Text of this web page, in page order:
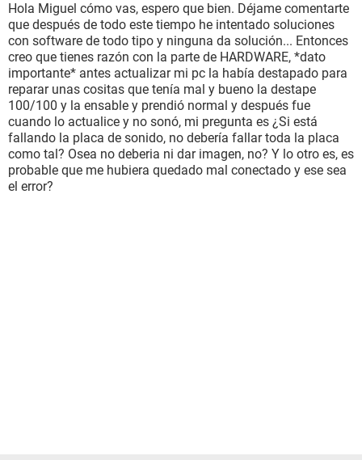
Hola Miguel cómo vas, espero que bien. Déjame comentarte
que después de todo este tiempo he intentado soluciones
con software de todo tipo y ninguna da solución... Entonces
creo que tienes razón con la parte de HARDWARE, *dato
importante* antes actualizar mi pc la había destapado para
reparar unas cositas que tenía mal y bueno la destape
100/100 y la ensable y prendió normal y después fue
cuando lo actualice y no sonó, mi pregunta es ¿Si está
fallando la placa de sonido, no debería fallar toda la placa
como tal? Osea no deberia ni dar imagen, no? Y lo otro es, es
probable que me hubiera quedado mal conectado y ese sea
el error?